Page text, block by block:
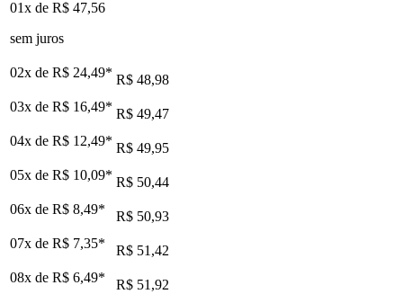
01x de R$ 47,56
sem juros
02x de R$ 24,49* R$ 48,98
03x de R$ 16,49* R$ 49,47
04x de R$ 12,49* R$ 49,95
05x de R$ 10,09* R$ 50,44
06x de R$ 8,49*
R$ 50,93
07x de R$ 7,35*
R$ 51,42
08x de R$ 6,49*
R$ 51,92